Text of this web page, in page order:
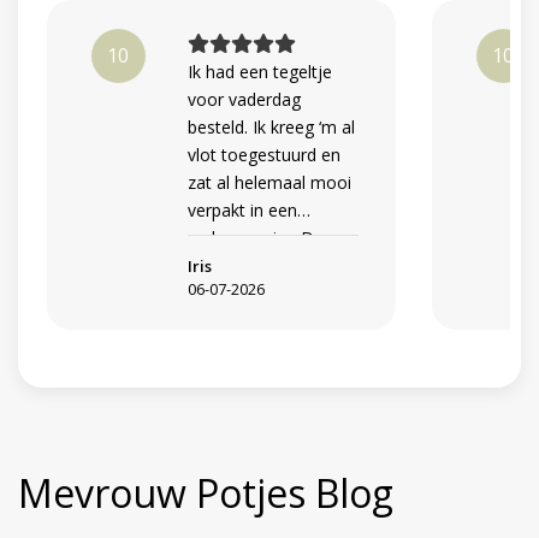
10
Ik had een tegeltje
voor vaderdag
besteld. Ik kreeg ‘m al
vlot toegestuurd en
zat al helemaal mooi
verpakt in een
cadeaupapier. Dus
snel e
Iris
06-07-2026
10
Mevrouw Potjes Blog